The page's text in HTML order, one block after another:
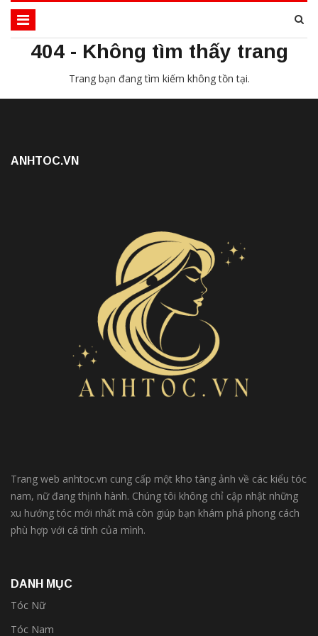
404 - Không tìm thấy trang
Trang bạn đang tìm kiếm không tồn tại.
ANHTOC.VN
Trang web anhtoc.vn cung cấp một kho tàng ảnh về các kiểu tóc
nam, nữ đang thịnh hành. Chúng tôi không chỉ cập nhật những
xu hướng tóc mới nhất mà còn giúp bạn khám phá phong cách
phù hợp với cá tính của mình.
DANH MỤC
Tóc Nữ
Tóc Nam